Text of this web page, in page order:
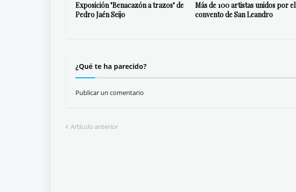
Exposición "Benacazón a trazos" de
Pedro Jaén Seijo
Más de 100 artistas unidos por el
convento de San Leandro
¿Qué te ha parecido?
Publicar un comentario
Artículo anterior